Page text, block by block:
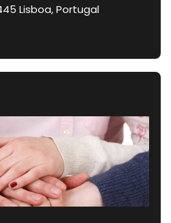
Lisboa, Portugal